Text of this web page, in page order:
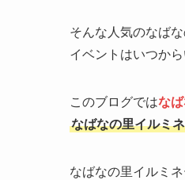
そんな人気のなば
イベントはいつか
このブログではな
なばなの里イルミ
なばなの里イルミ